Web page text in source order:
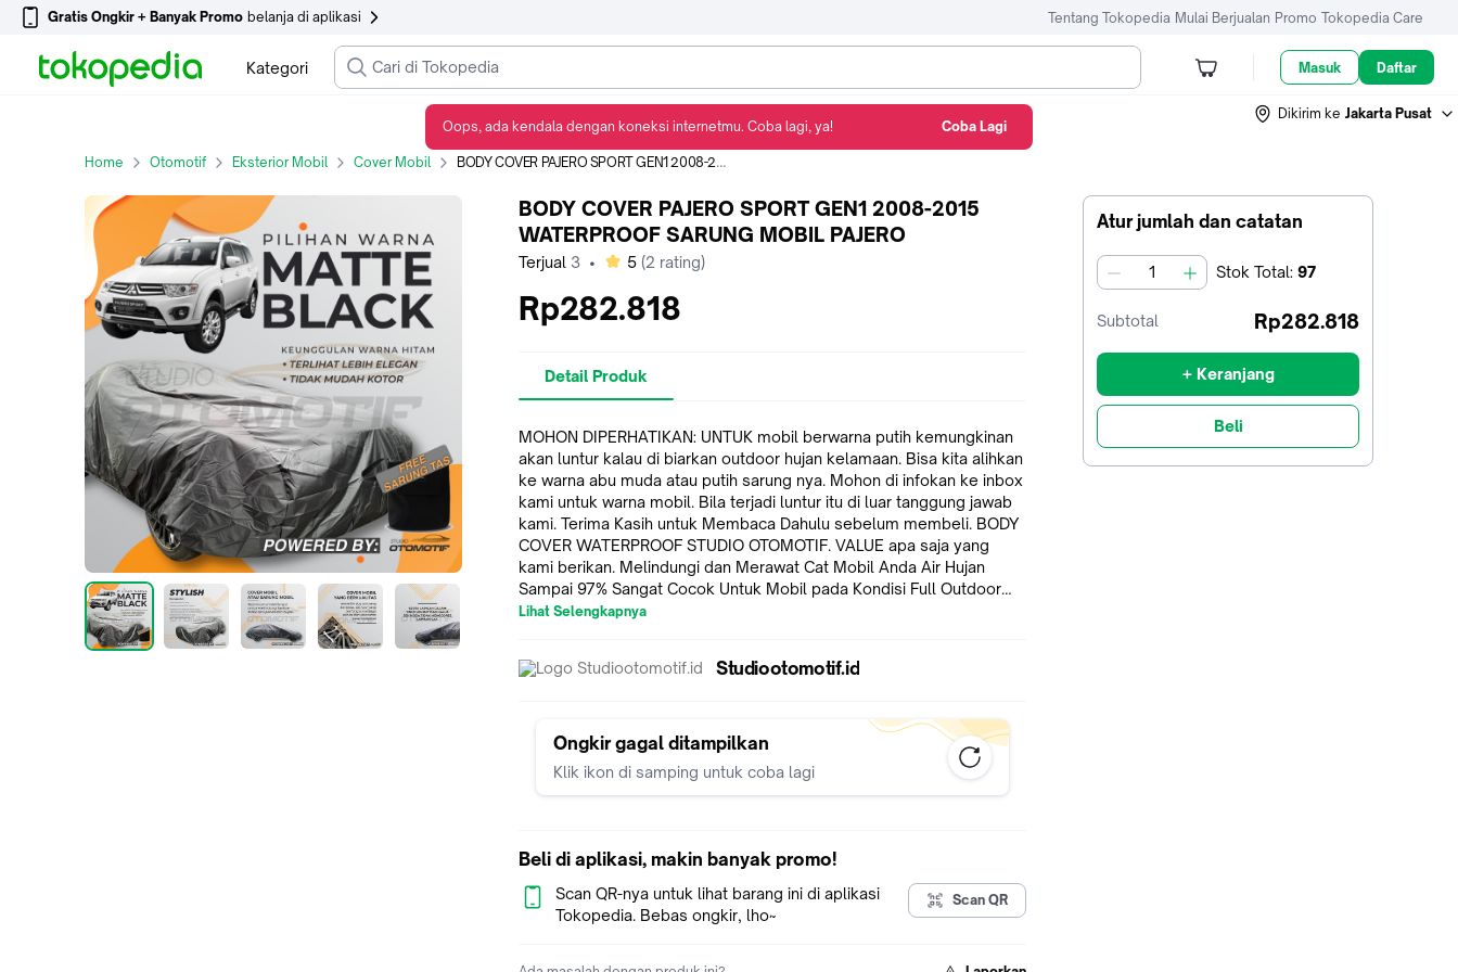
Gratis Ongkir + Banyak Promo belanja di aplikasi Tentang Tokopedia Mulai Berjualan Promo Tokopedia Care
Kategori Masuk Daftar
Dikirim ke Jakarta Pusat
Home Otomotif Eksterior Mobil Cover Mobil BODY COVER PAJERO SPORT GEN1 2008-2015 WATERPROOF SARUNG MOBIL PAJERO
Atur jumlah dan catatan
jumlah Stok Total: 97
Subtotal Rp282.818
+ Keranjang
Beli
BODY COVER PAJERO SPORT GEN1 2008-2015
WATERPROOF SARUNG MOBIL PAJERO
Terjual 3 • bintang
5 (2 rating)
Rp282.818
Detail Produk
MOHON DIPERHATIKAN: UNTUK mobil berwarna putih kemungkinan
akan luntur kalau di biarkan outdoor hujan kelamaan. Bisa kita alihkan
ke warna abu muda atau putih sarung nya. Mohon di infokan ke inbox
kami untuk warna mobil. Bila terjadi luntur itu di luar tanggung jawab
kami. Terima Kasih untuk Membaca Dahulu sebelum membeli. BODY
COVER WATERPROOF STUDIO OTOMOTIF. VALUE apa saja yang
kami berikan. Melindungi dan Merawat Cat Mobil Anda Air Hujan
Sampai 97% Sangat Cocok Untuk Mobil pada Kondisi Full Outdoor
dan Indoor. Berbahan Tafeta Premium dengan Perlindungan
Free Tas Untuk Disimpan sehabis Pakai. - Pengait Roda 4 Klip Agar
hasil Video. Sedikit kemungkinan lewat Celah Jahitan karena Air pasti
akan tembus dari lubang jahitan selama Bahan Kain Dijahit. Kalau ada
yang Klaim 100% waterproof bahan kain dijahit minta garansi kembali
dicuci berkali kali cukup di siram air bersih. Untuk Klaim Kerusakan
Mohon di Video Unboxing Agar Penjual dan Pembeli tidak saling
melempar kesalahan, tidak ada Bukti Video kita tidak terima klaim
apapun. Mohon pengertian nya, terima kasih.
Lihat Selengkapnya
Studiootomotif.id
Ongkir gagal ditampilkan
Klik ikon di samping untuk coba lagi
Beli di aplikasi, makin banyak promo!
Scan QR-nya untuk lihat barang ini di aplikasi
Tokopedia. Bebas ongkir, lho~
Scan QR
Oops, ada kendala dengan koneksi internetmu. Coba lagi, ya! Coba Lagi